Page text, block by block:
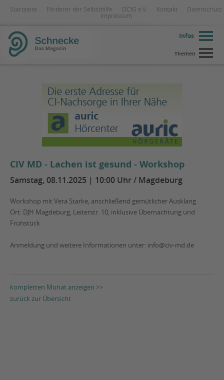
Startseite Förderer der Selbsthilfe DCIG e.V. Kontakt
Datenschutz
Impressum
Infos
Themen
CIV MD - Lachen ist gesund - Workshop
Samstag, 08.11.2025 | 10:00 Uhr / Magdeburg
Workshop mit Vera Starke, anschließend gemütlicher Ausklang
Ort: DJH Magdeburg, Leiterstr. 10, inklusive Übernachtung und
Frühstück
Anmeldung und weitere Informationen unter: info@civ-md.de
kompletten Monat anzeigen >>
zurück zur Übersicht